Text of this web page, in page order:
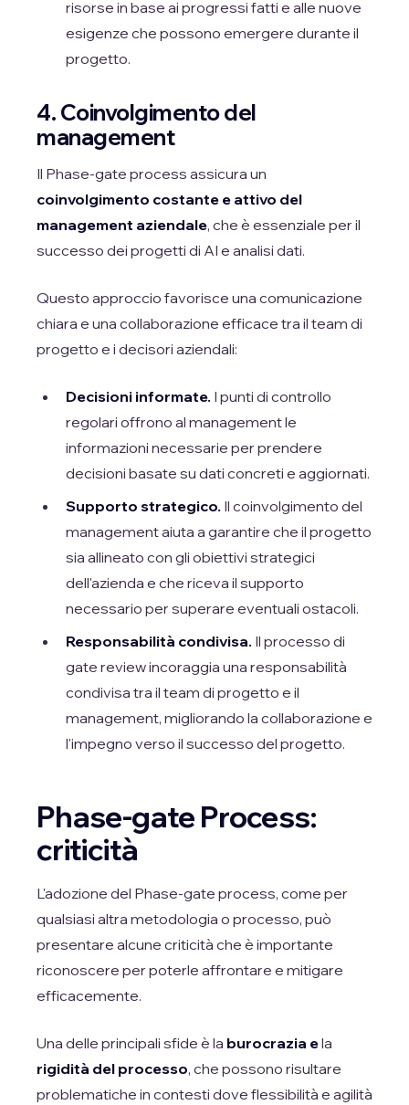
risorse in base ai progressi fatti e alle nuove
esigenze che possono emergere durante il
progetto.
4. Coinvolgimento del
management
Il Phase-gate process assicura un
coinvolgimento costante e attivo del
management aziendale, che è essenziale per il
successo dei progetti di AI e analisi dati.
Questo approccio favorisce una comunicazione
chiara e una collaborazione efficace tra il team di
progetto e i decisori aziendali:
Decisioni informate. I punti di controllo
regolari offrono al management le
informazioni necessarie per prendere
decisioni basate su dati concreti e aggiornati.
Supporto strategico. Il coinvolgimento del
management aiuta a garantire che il progetto
sia allineato con gli obiettivi strategici
dell'azienda e che riceva il supporto
necessario per superare eventuali ostacoli.
Responsabilità condivisa. Il processo di
gate review incoraggia una responsabilità
condivisa tra il team di progetto e il
management, migliorando la collaborazione e
l'impegno verso il successo del progetto.
Phase-gate Process:
criticità
L'adozione del Phase-gate process, come per
qualsiasi altra metodologia o processo, può
presentare alcune criticità che è importante
riconoscere per poterle affrontare e mitigare
efficacemente.
Una delle principali sfide è la burocrazia ela
rigidità del processo, che possono risultare
problematiche in contesti dove flessibilità e agilità